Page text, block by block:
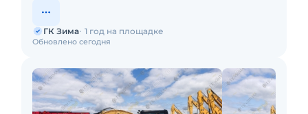
Обновлено сегодня
ГК Зима 1 год на площадке